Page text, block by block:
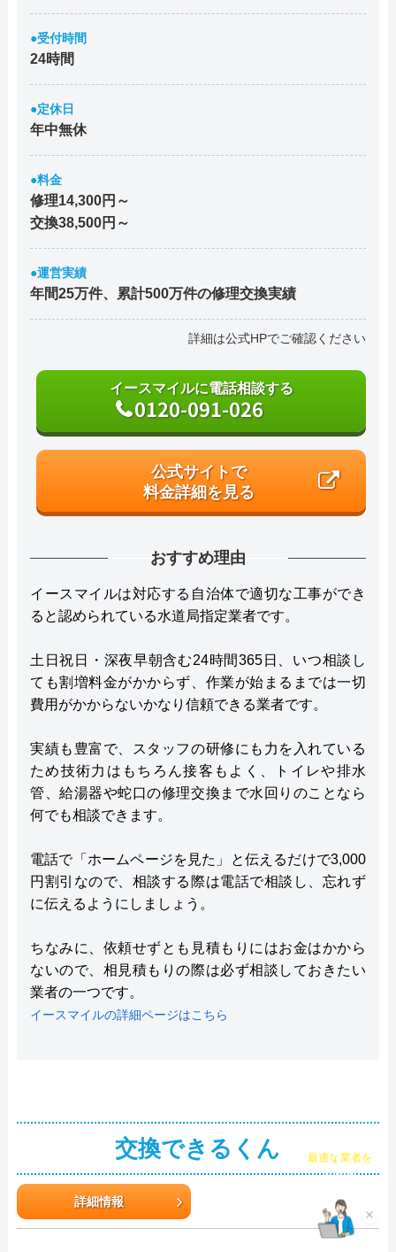
●受付時間
24時間
●定休日
年中無休
●料金
修理14,300円～
交換38,500円～
●運営実績
年間25万件、累計500万件の修理交換実績
詳細は公式HPでご確認ください
イースマイルに電話相談する
0120-091-026
公式サイトで
料金詳細を見る
おすすめ理由
イースマイルは対応する自治体で適切な工事ができ
ると認められている水道局指定業者です。
土日祝日・深夜早朝含む24時間365日、いつ相談し
ても割増料金がかからず、作業が始まるまでは一切
費用がかからないかなり信頼できる業者です。
実績も豊富で、スタッフの研修にも力を入れている
ため技術力はもちろん接客もよく、トイレや排水
管、給湯器や蛇口の修理交換まで水回りのことなら
何でも相談できます。
電話で「ホームページを見た」と伝えるだけで3,000
円割引なので、相談する際は電話で相談し、忘れず
に伝えるようにしましょう。
ちなみに、依頼せずとも見積もりにはお金はかから
ないので、相見積もりの際は必ず相談しておきたい
業者の一つです。
イースマイルの詳細ページはこちら
交換できるくん
詳細情報
×
チャット診断で
最適な業者を
ご提案